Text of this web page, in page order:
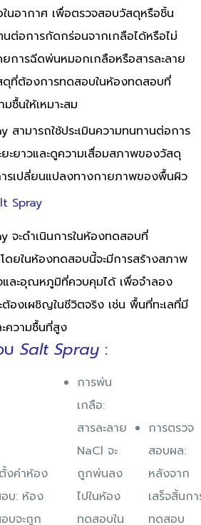
นอากาศ เพื่อตรวจสอบวัสดุหรือชิ้น
ต่อการกัดกร่อนจากเกลือได้หรือไม่
การฉีดพ่นหมอกเกลือหรือสารละลาย
ที่ต้องการทดสอบในห้องทดสอบที่
ชื้นให้เหมาะสม
สามารถใช้ประเมินความทนทานต่อการ
ะยาวและดูความเสื่อมสภาพของวัสดุ
รเปลี่ยนแปลงทางกายภาพของพื้นผิว
Spray
จะดำเนินการในห้องทดสอบที่
ดยในห้องทดสอบนี้จะมีการสร้างสภาพ
ละอุณหภูมิที่ควบคุมได้ เพื่อจำลอง
องเผชิญในชีวิตจริง เช่น พื้นที่ทะเลที่มี
ความชื้นที่สูง
บ Salt Spray :
งค่าห้อง
บ: ห้อง
บจะถูก
การพ่น
เกลือ:
สารละลาย
NaCl จะ
ถูกพ่นลง
ไปในห้อง
ทดสอบใน
การตรวจ
สอบผล:
หลังจาก
เสร็จสิ้นก
ทดสอบ